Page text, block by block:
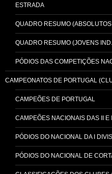
ESTRADA
QUADRO RESUMO
QUADRO RESUMO (JOVENS
PÓDIOS DAS COMPETIÇÕES
CAMPEONATOS DE PORTUGAL
CAMPEÕES DE PORTUGAL
CAMPEÕES NACIONAIS DAS II E
PÓDIOS DO NACIONAL DA I
PÓDIOS DO NACIONAL DE